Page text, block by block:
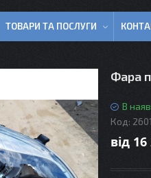
ТОВАРИ ТА ПОСЛУГИ
Фара
В
Код:
від 16